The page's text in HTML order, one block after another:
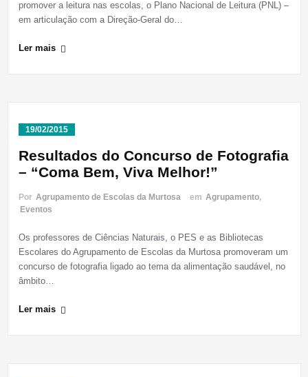
promover a leitura nas escolas, o Plano Nacional de Leitura (PNL) –
em articulação com a Direção-Geral do…
Ler mais
19/02/2015
Resultados do Concurso de Fotografia
– “Coma Bem, Viva Melhor!”
Por Agrupamento de Escolas da Murtosa em Agrupamento,
Eventos
Os professores de Ciências Naturais, o PES e as Bibliotecas
Escolares do Agrupamento de Escolas da Murtosa promoveram um
concurso de fotografia ligado ao tema da alimentação saudável, no
âmbito…
Ler mais